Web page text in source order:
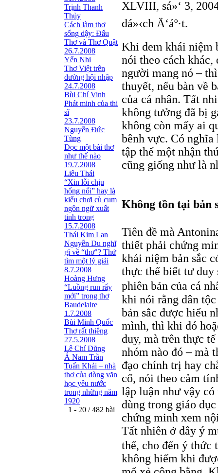
Trịnh Thanh
Thủy
Cách làm thơ
sống dậy: Đấu
Thơ và Thơ Quật
26.7.2008
Yến Nhi
Thơ Việt trên
đường hội nhập
24.7.2008
Bùi Chí Vinh
Phát minh của thi
sĩ
23.7.2008
Nguyễn Đức
Tùng
Ðọc một bài thơ
như thế nào
19.7.2008
Liêu Thái
“Xin lỗi chịu
hổng nổi” hay là
kiểu chơi cù cum
ngôn ngữ xuất
tinh trong
15.7.2008
Thái Kim Lan
Nguyễn Du nghĩ
gì về “thơ"? Thử
tìm một lý giải
8.7.2008
Hoàng Hưng
“Luồng run rẩy
mới” trong thơ
Baudelaire
1.7.2008
Bùi Minh Quốc
Thơ rất thiêng
27.5.2008
Lê Chí Dũng
Á Nam Trần
Tuấn Khải – nhà
thơ của dòng văn
học yêu nước
trong những năm
1920
1 - 20 / 482 bài
XLVIII, sá»‘ 3,
dá»‹ch Ä‘áº·t.
Khi đem khái niệm
nói theo cách khác,
người mang nó –
thuyết, nếu bàn về
của cá nhân. Tất
không tưởng đã bị
không còn mấy ai
bênh vực. Có
tập thể một nhận
cũng giống như là
Không tồn tại bản
Tiên đề mà
thiết phải chứng
khái niệm bản sắc
thực thể biết tư duy
phiên bản của cá
khi nói rằng dân
bản sắc được hiểu
mình, thì khi đó
duy, mà trên thực
nhóm nào đó – mà
đạo chính trị hay
cố, nói theo cảm
lập luận như vậy
dùng trong giáo
chứng minh xem
Tất nhiên ở đây ý
thể, cho đến ý thức
không hiếm khi